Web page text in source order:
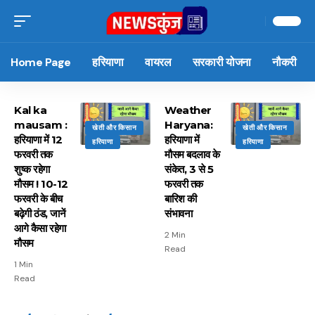
Home Page हरियाणा वायरल सरकारी योजना नौकरी
खेती और किसान
हरियाणा
Kal ka
mausam :
हरियाणा में 12
फरवरी तक
शुष्क रहेगा
मौसम ! 10-12
फरवरी के बीच
बढ़ेगी ठंड, जानें
आगे कैसा रहेगा
मौसम
1 Min
Read
खेती और किसान
हरियाणा
Weather
Haryana:
हरियाणा में
मौसम बदलाव के
संकेत, 3 से 5
फरवरी तक
बारिश की
संभावना
2 Min
Read
15 नवंबर से लागू होंगे